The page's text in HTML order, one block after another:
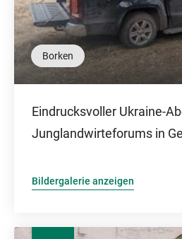
Borken
Eindrucksvoller Ukraine-
Junglandwirteforums in
Bildergalerie anzeigen